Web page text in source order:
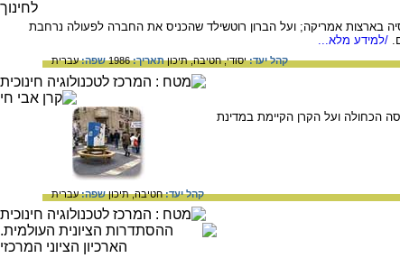
בארצות אמריקה; ועל הברון רוטשילד שהכניס את החברה לפעולה נרחבת
/למידע מלא...
קהל יעד:יסודי,חטיבה,תיכוןתאריך:1986 שפה:עברית
הכחולה ועל הקרן הקיימת במדינת
קהל יעד:חטיבה,תיכוןשפה:עברית